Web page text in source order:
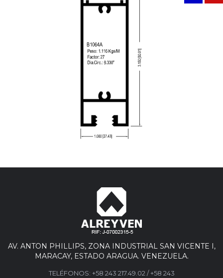
AV. ANTON PHILLIPS, ZONA INDUSTRIAL SAN VICENTE I,
MARACAY, ESTADO ARAGUA. VENEZUELA.
TELÉFONOS: +58 243 217.49.02/+58 243